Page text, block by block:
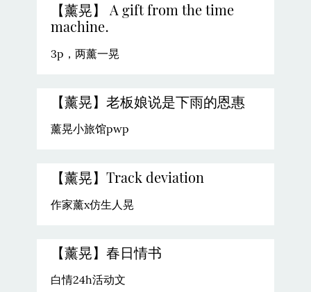
【薰晃】 A gift from the time
machine.
3p，两薰一晃
【薰晃】老板娘说是下雨的恩惠
薰晃小旅馆pwp
【薰晃】Track deviation
作家薰x仿生人晃
【薰晃】春日情书
白情24h活动文